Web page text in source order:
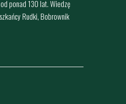
ponad 130 lat. Wiedzę
Rudki, Bobrownik